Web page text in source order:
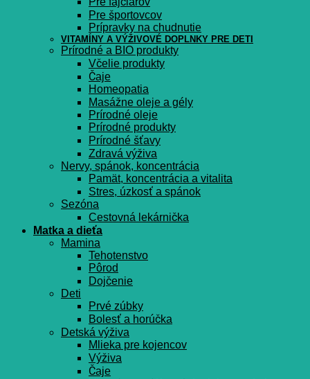
Pre športovcov
Prípravky na chudnutie
VITAMÍNY A VÝŽIVOVÉ DOPLNKY PRE DETI
Prírodné a BIO produkty
Včelie produkty
Čaje
Homeopatia
Masážne oleje a gély
Prírodné oleje
Prírodné produkty
Prírodné šťavy
Zdravá výživa
Nervy, spánok, koncentrácia
Pamät, koncentrácia a vitalita
Stres, úzkosť a spánok
Sezóna
Cestovná lekárnička
Matka a dieťa
Mamina
Tehotenstvo
Pôrod
Dojčenie
Deti
Prvé zúbky
Bolesť a horúčka
Detská výživa
Mlieka pre kojencov
Výživa
Čaje